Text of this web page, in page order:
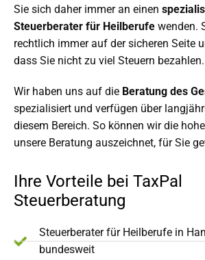
Sie sich daher immer an einen
Steuerberater für Heilberufe wenden.
rechtlich immer auf der sicheren Seite
dass Sie nicht zu viel Steuern bezahlen.
Wir haben uns auf die Beratung des
spezialisiert und verfügen über
diesem Bereich. So können wir die
unsere Beratung auszeichnet, für Sie
Ihre Vorteile bei TaxPal
Steuerberatung
Steuerberater für Heilberufe in
bundesweit